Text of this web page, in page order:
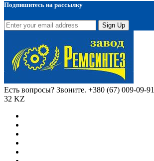
Подпишитесь на рассылку
Sign Up
Есть вопросы? Звоните. +380 (67) 009-09-
32 KZ